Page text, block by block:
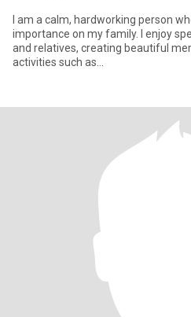
I am a calm, hardworking person
importance on my family. I enjoy
and relatives, creating beautiful
activities such as...